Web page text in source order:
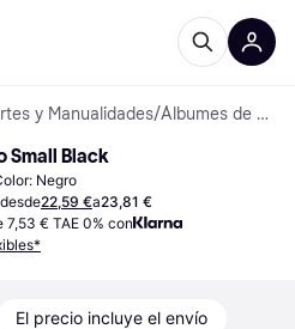
y Manualidades/ Álbumes de Fotos
Small Black
Negro
22,59 €a23,81 €
€ TAE 0% con
El precio incluye el envío